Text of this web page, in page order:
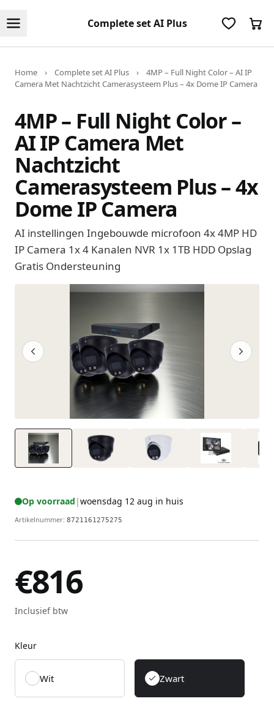
Complete set AI Plus
Home › Complete set AI Plus ›
4MP – Full Night Color – AI IP
Camera Met Nachtzicht Camerasysteem Plus – 4x Dome IP Camera
4MP – Full Night Color –
AI IP Camera Met
Nachtzicht
Camerasysteem Plus – 4x
Dome IP Camera
AI instellingen Ingebouwde microfoon 4x 4MP HD
IP Camera 1x 4 Kanalen NVR 1x 1TB HDD Opslag
Gratis Ondersteuning
Op voorraad |woensdag 12 aug in huis
Artikelnummer: 8721161275275
€816
Inclusief btw
Kleur
Wit Zwart